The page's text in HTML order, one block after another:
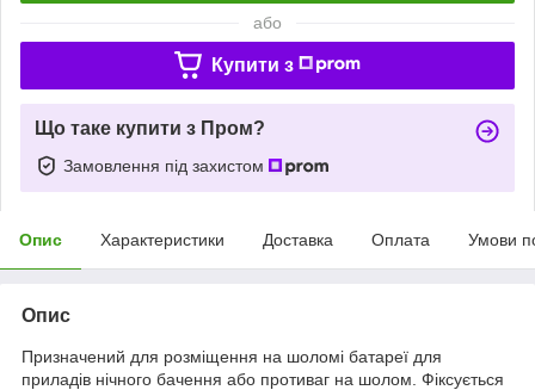
або
Купити з
Що таке купити з Пром?
Замовлення під захистом
Опис Характеристики Доставка Оплата Умови
Опис
Призначений для розміщення на шоломі батареї для
приладів нічного бачення або противаг на шолом. Фіксується